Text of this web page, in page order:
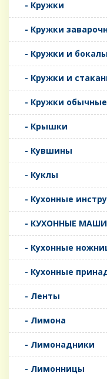
- Кружки
- Кружки
- Кружки и
- Кружки и
- Кружки обычные
- Крышки
- Кувшины
- Куклы
- Кухонные
- КУХОННЫЕ
- Кухонные
- Кухонные
- Ленты
- Лимона
- Лимонадники
- Лимонницы